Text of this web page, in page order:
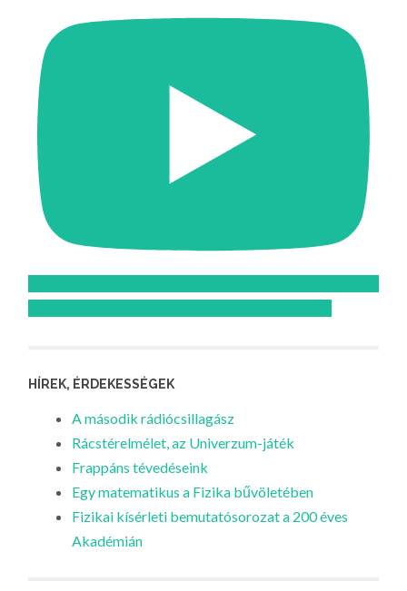
HÍREK, ÉRDEKESSÉGEK
A második rádiócsillagász
Rácstérelmélet, az Univerzum-játék
Frappáns tévedéseink
Egy matematikus a Fizika bűvöletében
Fizikai kísérleti bemutatósorozat a 200 éves
Akadémián